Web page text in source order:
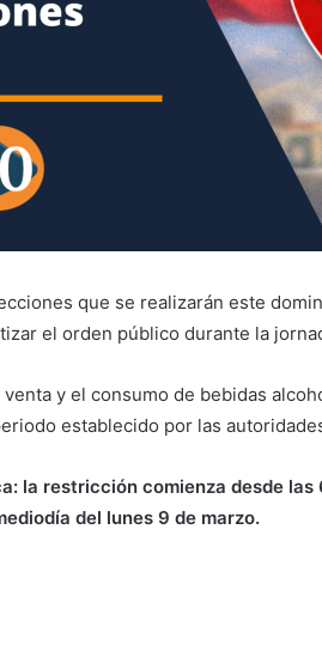
que se realizarán este
el orden público durante la
venta y el consumo de bebidas
establecido por las
la restricción comienza desde
del lunes 9 de marzo.